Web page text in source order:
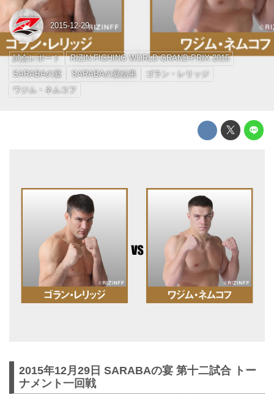
2015-12-29
試合レポート
RIZIN FIGHING WORLD GRAND-PRIX 2015
SARABAの宴
SARABAの宴結果
ゴラン・レリッジ
ワジム・ネムコフ
2015年12月29日 SARABAの宴 第十二試合 トー
ナメント一回戦